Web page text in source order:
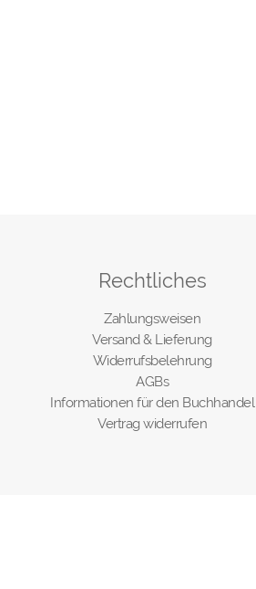
Rechtliches
Zahlungsweisen
Versand & Lieferung
Widerrufsbelehrung
AGBs
Informationen für den Buchhandel
Vertrag widerrufen